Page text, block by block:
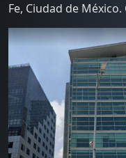
Fe, Ciudad de México.